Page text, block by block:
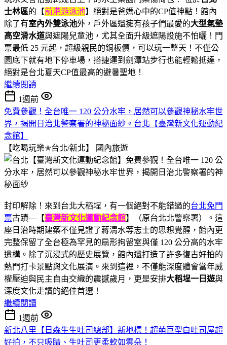
士林區的【前港游泳池】絕對是爸媽心中的CP值神點！館內
除了有室內外雙泳池外，戶外區還擁有孩子們最愛的大型氣墊
高空滑水道與遮陽兒童池，尤其全面升級遮陽設施不怕曬！門
票最低 25 元起，超級親民的銅板價，可以玩一整天！不僅公
園底下就有地下停車場，搭捷運到劍潭站步行也能輕鬆抵達，
絕對是台北夏天CP值最高的避暑聖地！
繼續閱讀
1週前
免費參觀！全台唯一 120 公分水牢，居然可以參觀神秘水牢世
界，揭開日治北警察署的神秘面紗。台北【臺灣新文化運動紀
念館】
【吃喝玩樂✭台北/新北】
國內旅遊
封印解除！來到台北大稻埕，有一個絕對不能錯過的台北免門
票古蹟—【臺灣新文化運動紀念館】（原台北北警察署）。這
座日治時期建築不僅見證了蔣渭水等志士的思想覺醒，館內更
完整保留了全台極為罕見的扇形拘留室與僅 120 公分高的水牢
遺構。除了沉浸式的歷史展覽，館內還打造了許多復古好拍的
熱門打卡景點與文化展演。來到這裡，不僅能深度體會當年威
權壓迫與民主自由交織的震撼歲月，更是安排大稻埕一日遊與
深度文化走讀的絕佳首選！
繼續閱讀
1週前
新北八里【日森生生吐司總部】新地標！超萌巨型白吐司屋超
好拍，不只吸睛、生吐司更柔軟如雲朵！